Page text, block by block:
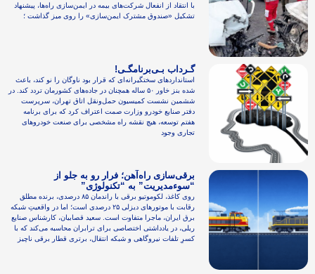
با انتقاد از انفعال شرکت‌های بیمه در ایمن‌سازی راه‌ها، پیشنهاد
تشکیل «صندوق مشترک ایمن‌سازی» را روی میز گذاشت ؛
گـرداب بـی‌برنامگـی!
استانداردهای سختگیرانه‌ای که قرار بود ناوگان را نو کند، باعث
شده بنز خاور ۵۰ ساله همچنان در جاده‌های کشورمان تردد کند. در
ششمین نشست کمیسیون حمل‌ونقل اتاق تهران، سرپرست
دفتر صنایع خودرو وزارت صمت اعتراف کرد که برای برنامه
هفتم توسعه، هیچ نقشه راه مشخصی برای صنعت خودروهای
تجاری وجود
برقی‌سازی راه‌آهن؛ فرار رو به جلو از
“سوءمدیریت” به “تکنولوژی”
روی کاغذ، لکوموتیو برقی با راندمان ۸۵ درصدی، برنده مطلق
رقابت با موتورهای دیزلی ۲۵ درصدی است؛ اما در واقعیتِ شبکه
برق ایران، ماجرا متفاوت است. سعید قصابیان، کارشناس صنایع
ریلی، در یادداشتی اختصاصی برای ترابران محاسبه می‌کند که با
کسرِ تلفات نیروگاهی و شبکه انتقال، برتری قطار برقی ناچیز